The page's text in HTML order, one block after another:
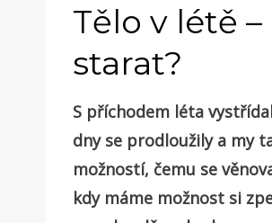
Tělo v létě
starat?
S příchodem léta
dny se prodloužily a my
možností, čemu se
kdy máme možnost si